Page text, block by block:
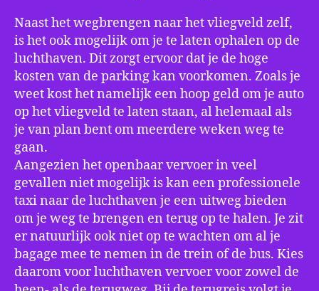
Naast het wegbrengen naar het vliegveld zelf,
is het ook mogelijk om je te laten ophalen op de
luchthaven. Dit zorgt ervoor dat je de hoge
kosten van de parking kan voorkomen. Zoals je
weet kost het namelijk een hoop geld om je auto
op het vliegveld te laten staan, al helemaal als
je van plan bent om meerdere weken weg te
gaan.
Aangezien het openbaar vervoer in veel
gevallen niet mogelijk is kan een professionele
taxi naar de luchthaven je een uitweg bieden
om je weg te brengen en terug op te halen. Je zit
er natuurlijk ook niet op te wachten om al je
bagage mee te nemen in de trein of de bus. Kies
daarom voor luchthaven vervoer voor zowel de